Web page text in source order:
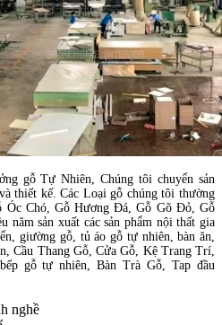
gỗ Tự Nhiên, Chúng tôi chuyển sản
thiết kế. Các Loại gỗ chúng tôi thường
Óc Chó, Gỗ Hương Đá, Gỗ Gõ Đỏ, Gỗ
năm sản xuất các sản phẩm nội thất gia
giường gỗ, tủ áo gỗ tự nhiên, bàn ăn,
Cầu Thang Gỗ, Cửa Gỗ, Kệ Trang Trí,
gỗ tự nhiên, Bàn Trà Gỗ, Tap đầu
nghề